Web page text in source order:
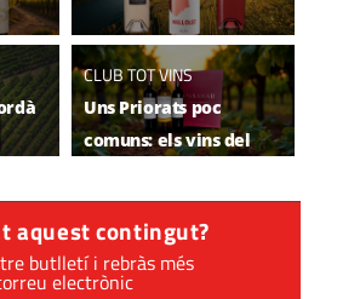
CLUB TOT VINS
Uns Priorats poc
comuns: els vins del
aquest contingut?
butlletí i rebràs més
electrònic